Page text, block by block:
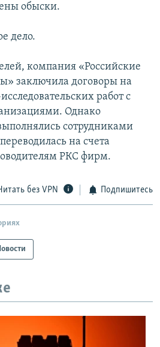
обыски.
дело.
компания «Российские
заключила договоры на
работ с
Однако
сотрудниками
на счета
РКС фирм.
без VPN Подпишитесь